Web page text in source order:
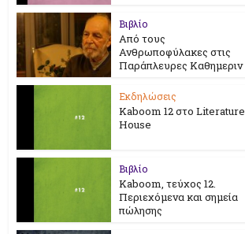
Βιβλίο
Από τους
Ανθρωποφύλακες στις
Παράπλευρες Καθημεριν
Εκδηλώσεις
Kaboom 12 στο Literature
House
Βιβλίο
Kaboom, τεύχος 12.
Περιεχόμενα και σημεία
πώλησης